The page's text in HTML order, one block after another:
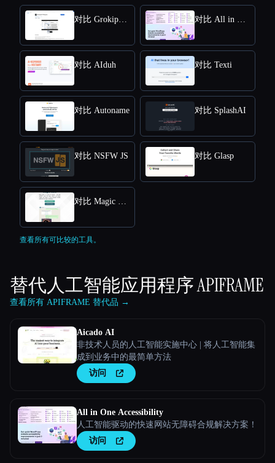
对比 Grokipedia VS Wikipedia 对比 All in One Accessibility
对比 AIduh 对比 Texti
对比 Autoname 对比 SplashAI
对比 NSFW JS 对比 Glasp
对比 Magic Mate
查看所有可比较的工具。
替代人工智能应用程序APIFRAME
查看所有 APIFRAME 替代品 →
Aicado AI
非技术人员的人工智能实施中心 | 将人工智能集
成到业务中的最简单方法
访问
All in One Accessibility
人工智能驱动的快速网站无障碍合规解决方案！
访问